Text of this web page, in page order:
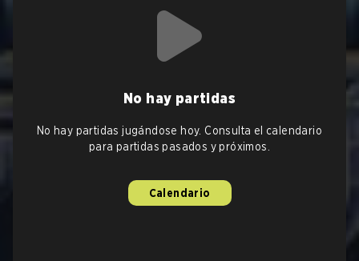
No hay partidas
No hay partidas jugándose hoy. Consulta el calendario
para partidas pasados y próximos.
Calendario